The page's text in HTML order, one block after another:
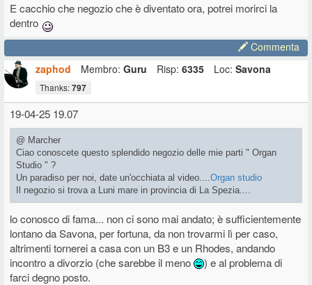
E cacchio che negozio che è diventato ora, potrei morirci la
dentro
Commenta
zaphod
Membro: Guru Risp: 6335 Loc: Savona
Thanks:797
19-04-25 19.07
@ Marcher
Ciao conoscete questo splendido negozio delle mie parti " Organ
Studio " ?
Un paradiso per noi, date un'occhiata al video.... Organ studio
Il negozio si trova a Luni mare in provincia di La Spezia....
lo conosco di fama... non ci sono mai andato; è sufficientemente
lontano da Savona, per fortuna, da non trovarmi lì per caso,
altrimenti tornerei a casa con un B3 e un Rhodes, andando
incontro a divorzio (che sarebbe il meno
) e al problema di
farci degno posto.